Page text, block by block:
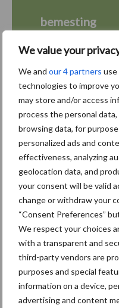
We value your
We and our 4 partners use
technologies to improve
may store and/or access
process the personal
browsing data, for
personalized ads and
effectiveness, analyzing
geolocation data, and
your consent will be valid
change or withdraw your
“Consent Preferences”
We respect your choices
with a transparent and
third-party vendors are
purposes and special
information on a device,
advertising and content
Primaire
Sidebar
Recent nieuws
6 aug
"Hoge
voor
5 aug
5 aug
bemesting